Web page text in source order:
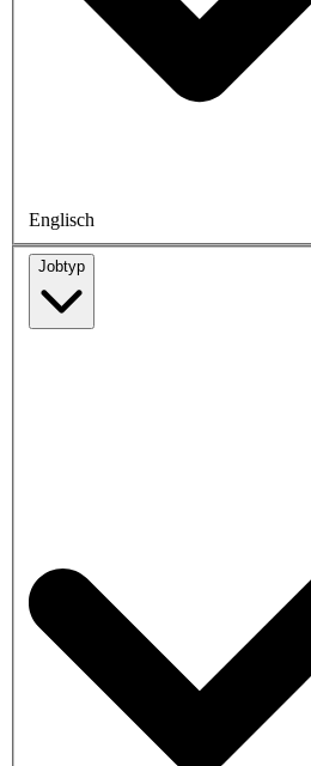
Englisch
Jobtyp